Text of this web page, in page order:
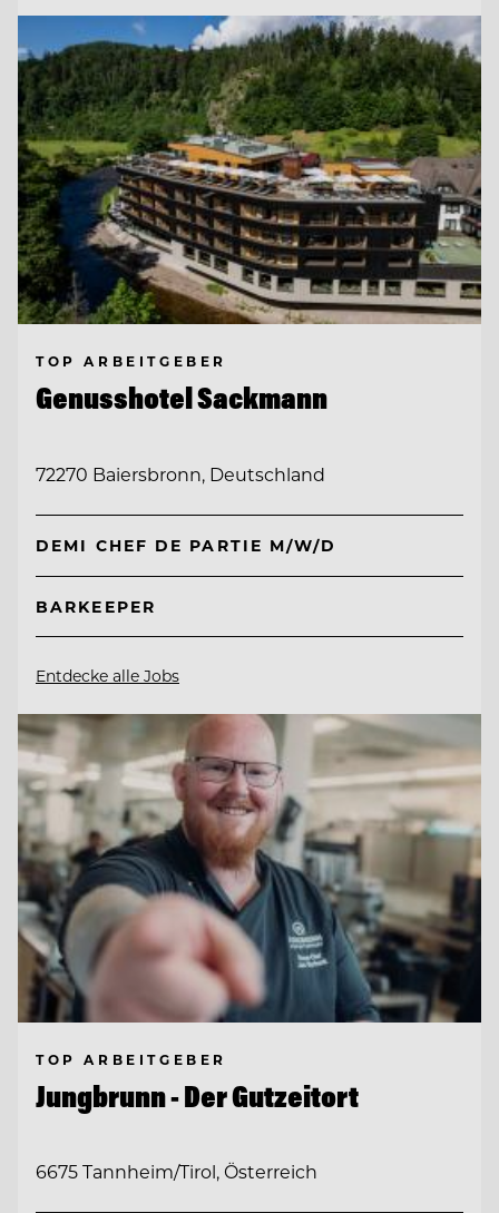
TOP ARBEITGEBER
Genusshotel Sackmann
72270 Baiersbronn, Deutschland
DEMI CHEF DE PARTIE M/W/D
BARKEEPER
Entdecke alle Jobs
TOP ARBEITGEBER
Jungbrunn - Der Gutzeitort
6675 Tannheim/Tirol, Österreich